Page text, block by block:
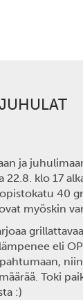
ja
22.8. klo 17
40
myöskin
eli
Toki
:)